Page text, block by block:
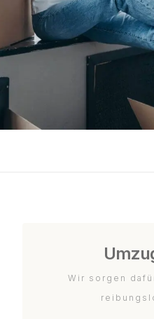
Wir sorgen